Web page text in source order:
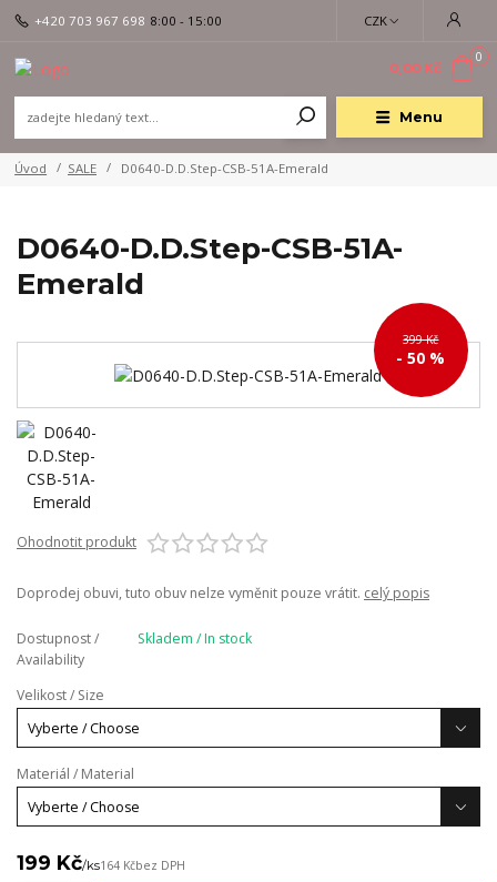
Menu
CZK
+420 703 967 698 8:00 - 15:00
0
0,00 Kč
Úvod SALE D0640-D.D.Step-CSB-51A-Emerald
D0640-D.D.Step-CSB-51A-
Emerald
399 Kč
- 50 %
Ohodnotit produkt
Doprodej obuvi, tuto obuv nelze vyměnit pouze vrátit. celý popis
Dostupnost /
Availability
Skladem / In stock
Velikost / Size
Materiál / Material
199 Kč/ks164 Kčbez DPH